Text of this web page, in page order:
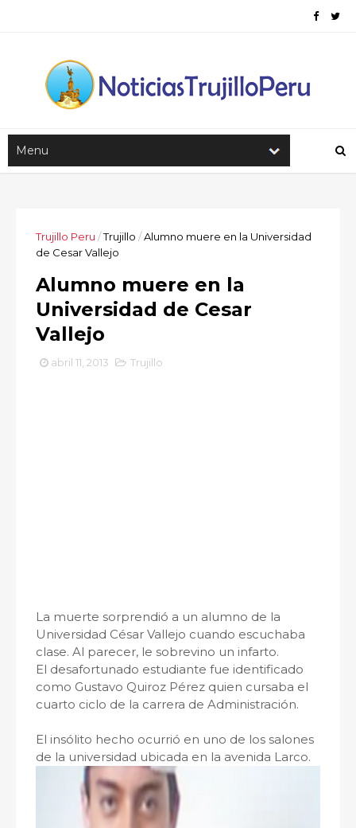
Trujillo Peru /Trujillo /Alumno muere en la Universidad
de Cesar Vallejo
Alumno muere en la
Universidad de Cesar
Vallejo
abril 11, 2013 Trujillo
La muerte sorprendió a un alumno de la
Universidad César Vallejo cuando escuchaba
clase. Al parecer, le sobrevino un infarto.
El desafortunado estudiante fue identificado
como Gustavo Quiroz Pérez quien cursaba el
cuarto ciclo de la carrera de Administración.
El insólito hecho ocurrió en uno de los salones
de la universidad ubicada en la avenida Larco.